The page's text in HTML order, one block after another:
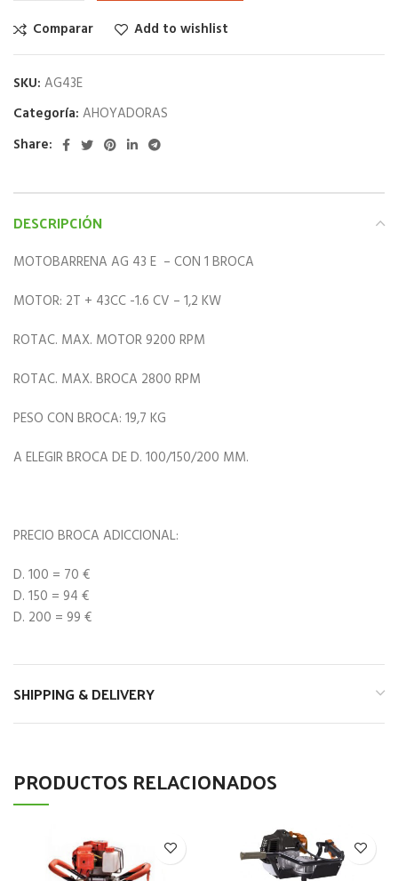
Comparar Add to wishlist
SKU: AG43E
Categoría: AHOYADORAS
Share:
DESCRIPCIÓN
MOTOBARRENA AG 43 E – CON 1 BROCA
MOTOR: 2T + 43CC -1.6 CV – 1,2 KW
ROTAC. MAX. MOTOR 9200 RPM
ROTAC. MAX. BROCA 2800 RPM
PESO CON BROCA: 19,7 KG
A ELEGIR BROCA DE D. 100/150/200 MM.
PRECIO BROCA ADICCIONAL:
D. 100 = 70 €
D. 150 = 94 €
D. 200 = 99 €
SHIPPING & DELIVERY
PRODUCTOS RELACIONADOS